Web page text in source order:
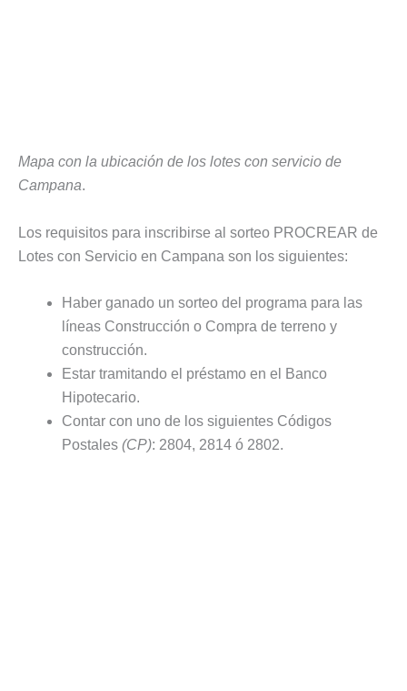
Mapa con la ubicación de los lotes con servicio de
Campana.
Los requisitos para inscribirse al sorteo PROCREAR de
Lotes con Servicio en Campana son los siguientes:
Haber ganado un sorteo del programa para las
líneas Construcción o Compra de terreno y
construcción.
Estar tramitando el préstamo en el Banco
Hipotecario.
Contar con uno de los siguientes Códigos
Postales (CP): 2804, 2814 ó 2802.